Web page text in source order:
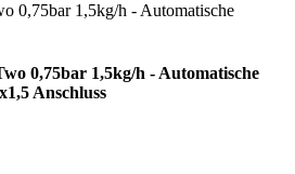
0,75bar 1,5kg/h - Automatische
0,75bar 1,5kg/h - Automatische
Anschluss